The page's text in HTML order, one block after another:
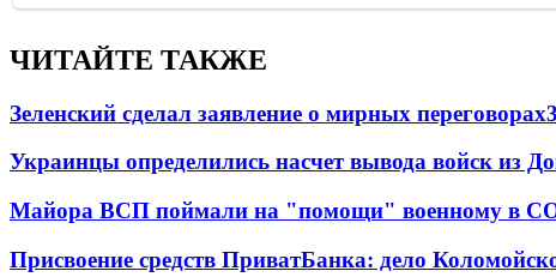
ЧИТАЙТЕ ТАКЖЕ
Зеленский сделал заявление о мирных переговорах
Украинцы определились насчет вывода войск из
Майора ВСП поймали на "помощи" военному в
Присвоение средств ПриватБанка: дело